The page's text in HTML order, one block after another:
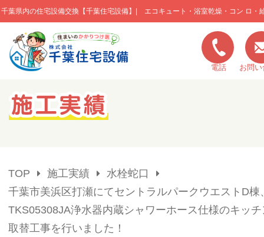
千葉県内の住宅設備交換【千葉住宅設備】| エコキュート・浴室乾燥・コン ロ・
このページの本文へ移動
電話 お問
キャンペーン一覧
弊社の特色
TOP 施工実績
水栓蛇口
千葉市美浜区打瀬にてセントラルパークウエストD棟
TKS05308JA浄水器内蔵シャワーホース仕様のキッ
取替工事を行いました！